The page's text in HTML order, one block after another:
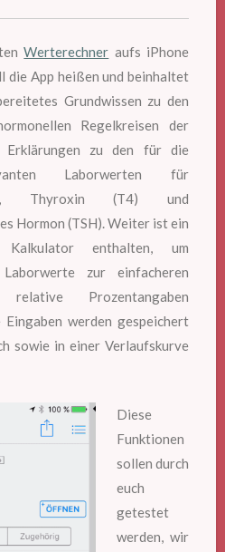
Werterechner aufs iPhone
die App heißen und beinhaltet
Grundwissen zu den
Regelkreisen der
Erklärungen zu den für die
Laborwerten für
Thyroxin (T4) und
Hormon (TSH). Weiter ist ein
Kalkulator enthalten, um
zur einfacheren
Prozentangaben
Eingaben werden gespeichert
sowie in einer Verlaufskurve
Diese
Funktionen
sollen durch
euch
getestet
werden, wir